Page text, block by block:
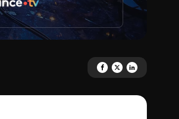
Partagez 'Le Grand Échiquier
Partagez 'Le Grand
Partagez 'Le